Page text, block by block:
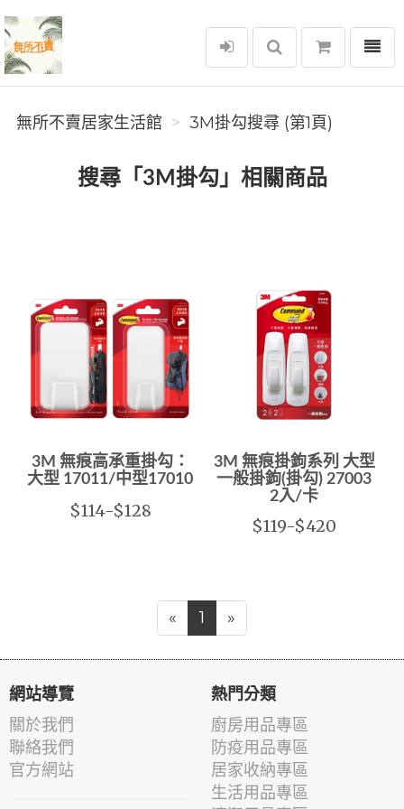
無所不賣居家生活館
選單
無所不賣居家生活館 3M掛勾搜尋 (第1頁)
搜尋「3M掛勾」相關商品
3M 無痕高承重掛勾：
大型 17011/中型17010
$114-$128
3M 無痕掛鉤系列 大型
一般掛鉤(掛勾) 27003
2入/卡
$119-$420
« 1 »
網站導覽
關於我們
聯絡我們
官方網站
熱門分類
廚房用品專區
防疫用品專區
居家收納專區
生活用品專區